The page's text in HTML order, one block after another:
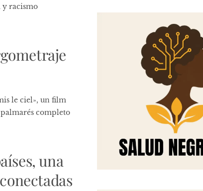
y racismo
le ciel», un film
completo
una